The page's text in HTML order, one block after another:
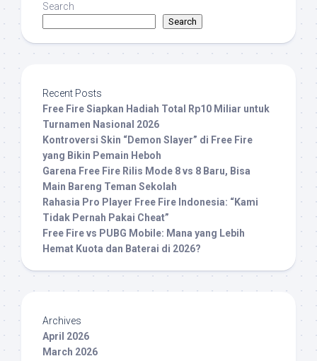
Search
Search
Recent Posts
Free Fire Siapkan Hadiah Total Rp10 Miliar untuk
Turnamen Nasional 2026
Kontroversi Skin “Demon Slayer” di Free Fire
yang Bikin Pemain Heboh
Garena Free Fire Rilis Mode 8 vs 8 Baru, Bisa
Main Bareng Teman Sekolah
Rahasia Pro Player Free Fire Indonesia: “Kami
Tidak Pernah Pakai Cheat”
Free Fire vs PUBG Mobile: Mana yang Lebih
Hemat Kuota dan Baterai di 2026?
Archives
April 2026
March 2026